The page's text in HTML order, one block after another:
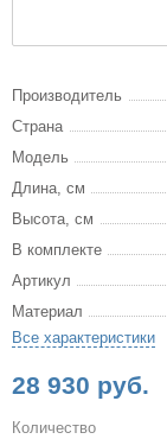
Производитель
Страна
Модель
Длина, см
Высота, см
В комплекте
Артикул
Материал
Все характеристики
28 930 руб.
Количество